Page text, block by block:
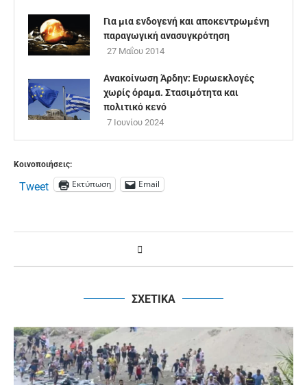
Για μια ενδογενή και αποκεντρωμένη
παραγωγική ανασυγκρότηση
27 Μαΐου 2014
Ανακοίνωση Άρδην: Ευρωεκλογές
χωρίς όραμα. Στασιμότητα και
πολιτικό κενό
7 Ιουνίου 2024
Κοινοποιήσεις:
Tweet Εκτύπωση Email
ΣΧΕΤΙΚΑ